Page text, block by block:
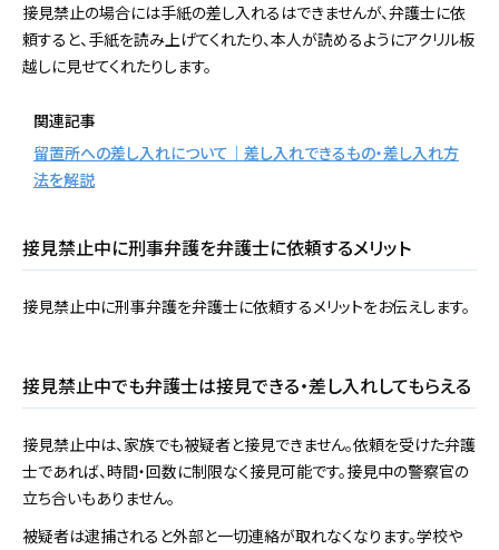
接見禁止の場合には手紙の差し入れるはできませんが、弁護士に依
頼すると、手紙を読み上げてくれたり、本人が読めるようにアクリル板
越しに見せてくれたりします。
関連記事
留置所への差し入れについて｜差し入れできるもの・差し入れ方
法を解説
接見禁止中に刑事弁護を弁護士に依頼するメリット
接見禁止中に刑事弁護を弁護士に依頼するメリットをお伝えします。
接見禁止中でも弁護士は接見できる・差し入れしてもらえる
接見禁止中は、家族でも被疑者と接見できません。依頼を受けた弁護
士であれば、時間・回数に制限なく接見可能です。接見中の警察官の
立ち合いもありません。
被疑者は逮捕されると外部と一切連絡が取れなくなります。学校や